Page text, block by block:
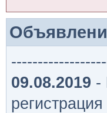
09.08.2019 -